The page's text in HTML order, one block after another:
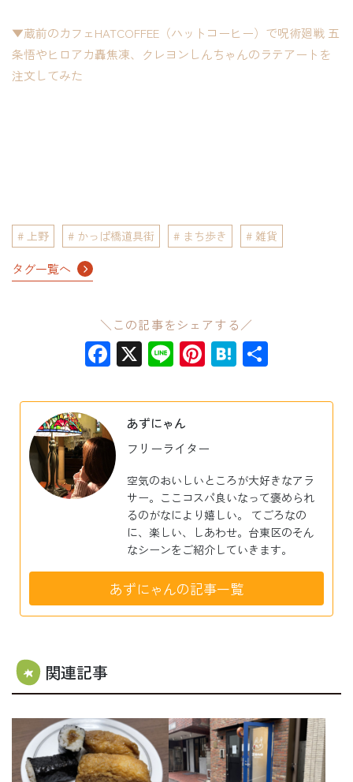
▼蔵前のカフェHATCOFFEE（ハットコーヒー）で呪術廻戦 五
条悟やヒロアカ轟焦凍、クレヨンしんちゃんのラテアートを
注文してみた
上野 かっぱ橋道具街 まち歩き 雑貨
タグ一覧へ
＼この記事をシェアする／
Facebook
X LinePinterest
Hatena
あずにゃん
フリーライター
空気のおいしいところが大好きなアラ
サー。ここコスパ良いなって褒められ
るのがなにより嬉しい。 てごろなの
に、楽しい、しあわせ。台東区のそん
なシーンをご紹介していきます。
あずにゃんの記事一覧
関連記事